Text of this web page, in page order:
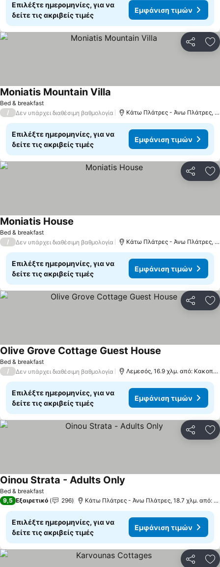
Επιλέξτε ημερομηνίες, για να
δείτε τις ακριβείς τιμές
Εμφάνιση τιμών
Bed & breakfast
Moniatis Mountain Villa
/ Δεν υπάρχει διαθέσιμη βαθμολογία Κάτω Πλάτρες - Άνω Πλάτρες, 12.9 χλμ. από: Κακοπετριά
Επιλέξτε ημερομηνίες, για να
δείτε τις ακριβείς τιμές
Εμφάνιση τιμών
Bed & breakfast
Moniatis House
/ Δεν υπάρχει διαθέσιμη βαθμολογία Κάτω Πλάτρες - Άνω Πλάτρες, 13.7 χλμ. από: Κακοπετριά
Επιλέξτε ημερομηνίες, για να
δείτε τις ακριβείς τιμές
Εμφάνιση τιμών
Bed & breakfast
Olive Grove Cottage Guest House
/ Δεν υπάρχει διαθέσιμη βαθμολογία Λεμεσός, 16.9 χλμ. από: Κακοπετριά
Επιλέξτε ημερομηνίες, για να
δείτε τις ακριβείς τιμές
Εμφάνιση τιμών
Bed & breakfast
Oinou Strata - Adults Only
9,5 Εξαιρετικό 296 Κάτω Πλάτρες - Άνω Πλάτρες, 18.7 χλμ. από: Κακοπετριά
Επιλέξτε ημερομηνίες, για να
δείτε τις ακριβείς τιμές
Εμφάνιση τιμών